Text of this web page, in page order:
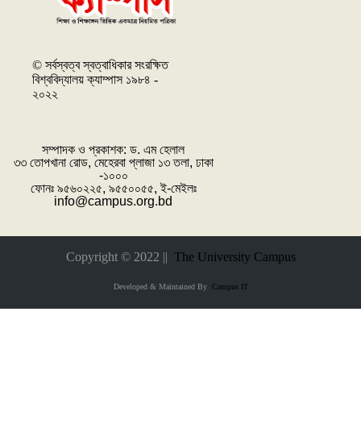
© সর্বস্বত্ব স্বত্বাধিকার সংরক্ষিত
বিশ্ববিদ্যালয় ক্যাম্পাস ১৯৮৪ -
২০২২
সম্পাদক ও প্রকাশক: ‌ড. এম হেলাল
৩৩ তোপখানা রোড, মেহেরবা প্লাজা ১৩ তলা, ঢাকা
-১০০০
ফোনঃ ৯৫৬০২২৫, ৯৫৫০০৫৫, ই-মেইলঃ
info@campus.org.bd
Copyright © 2022 || The University Campus
Developed & Maintained ByCampus IT